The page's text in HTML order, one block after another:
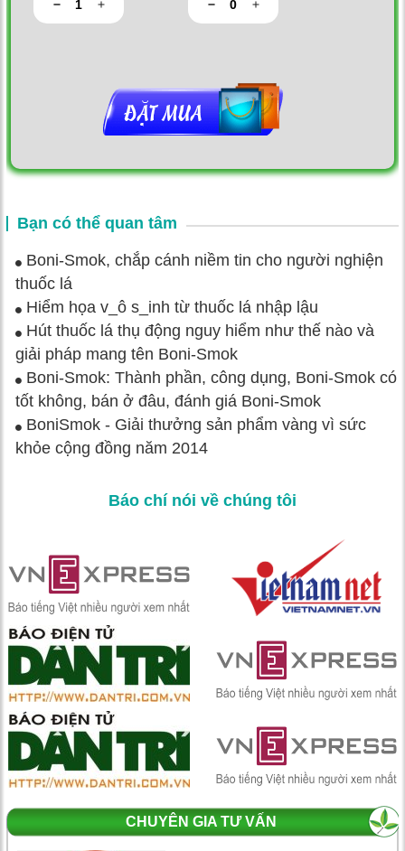
Bạn có thể quan tâm
Boni-Smok, chắp cánh niềm tin cho người nghiện
thuốc lá
Hiểm họa v_ô s_inh từ thuốc lá nhập lậu
Hút thuốc lá thụ động nguy hiểm như thế nào và
giải pháp mang tên Boni-Smok
Boni-Smok: Thành phần, công dụng, Boni-Smok có
tốt không, bán ở đâu, đánh giá Boni-Smok
BoniSmok - Giải thưởng sản phẩm vàng vì sức
khỏe cộng đồng năm 2014
Báo chí nói về chúng tôi
CHUYÊN GIA TƯ VẤN